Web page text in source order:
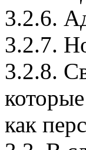
3.2.6.
3.2.7.
3.2.8.
как